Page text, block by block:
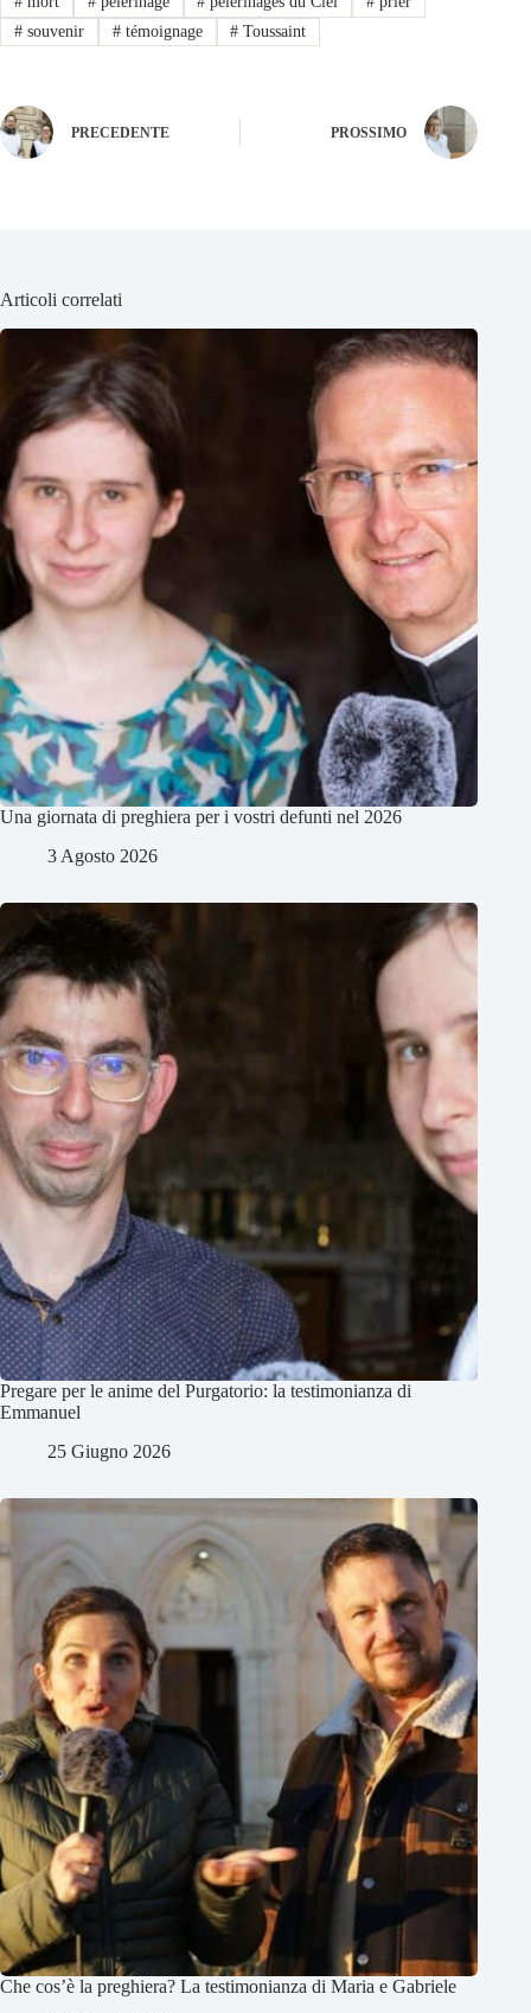
#souvenir #témoignage # Toussaint
PRECEDENTE PROSSIMO
Articoli correlati
Una giornata di preghiera per i vostri defunti nel 2026
3 Agosto 2026
Pregare per le anime del Purgatorio: la testimonianza di
Emmanuel
25 Giugno 2026
Che cos’è la preghiera? La testimonianza di Maria e Gabriele